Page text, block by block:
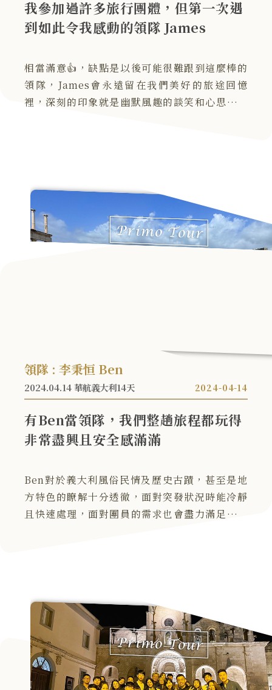
我參加過許多旅行團體，但第一次遇
到如此令我感動的領隊 James
相當滿意👍，缺點是以後可能很難跟到這麼棒的
領隊，James會永遠留在我們美好的旅途回憶
裡，深刻的印象就是幽默風趣的談笑和心思細膩
領隊 : 李秉恒 Ben
2024.04.14 華航義大利14天 2024-04-14
有Ben當領隊，我們整趟旅程都玩得
非常盡興且安全感滿滿
Ben對於義大利風俗民情及歷史古蹟，甚至是地
方特色的瞭解十分透徹，面對突發狀況時能冷靜
且快速處理，面對團員的需求也會盡力滿足。原